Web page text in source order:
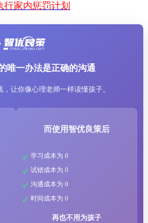
家内惩罚计划
唯一办法是正确的沟通
让你像心理老师一样读懂孩子。
而使用智优良策后
学习成本为 0
试错成本为 0
沟通成本为 0
时间成本为 0
再也不用为孩子